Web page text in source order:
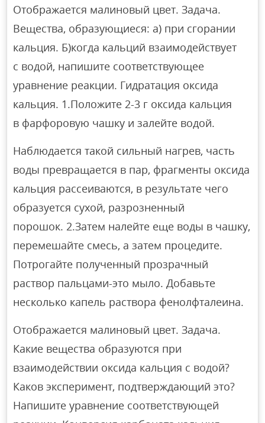
Отображается малиновый цвет. Задача.
Вещества, образующиеся: а) при сгорании
кальция. Б)когда кальций взаимодействует
с водой, напишите соответствующее
уравнение реакции. Гидратация оксида
кальция. 1.Положите 2-3 г оксида кальция
в фарфоровую чашку и залейте водой.
Наблюдается такой сильный нагрев, часть
воды превращается в пар, фрагменты оксида
кальция рассеиваются, в результате чего
образуется сухой, разрозненный
порошок. 2.Затем налейте еще воды в чашку,
перемешайте смесь, а затем процедите.
Потрогайте полученный прозрачный
раствор пальцами-это мыло. Добавьте
несколько капель раствора фенолфталеина.
Отображается малиновый цвет. Задача.
Какие вещества образуются при
взаимодействии оксида кальция с водой?
Каков эксперимент, подтверждающий это?
Напишите уравнение соответствующей